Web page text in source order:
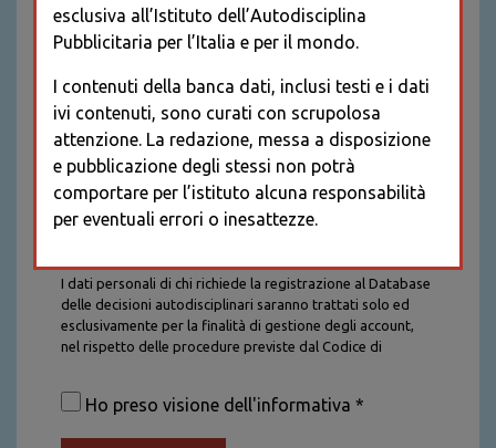
I dati personali di chi richiede la registrazione al Database
delle decisioni autodisciplinari saranno trattati solo ed
esclusivamente per la finalità di gestione degli account,
nel rispetto delle procedure previste dal Codice di
saranno trattati con tutte le cautele richieste dalla legge e
saranno conservati per la durata stabilita caso per caso
Ho preso visione dell'informativa *
esclusiva all’Istituto dell’Autodisciplina
Pubblicitaria per l’Italia e per il mondo.
I contenuti della banca dati, inclusi testi e i dati
ivi contenuti, sono curati con scrupolosa
attenzione. La redazione, messa a disposizione
e pubblicazione degli stessi non potrà
comportare per l’istituto alcuna responsabilità
per eventuali errori o inesattezze.